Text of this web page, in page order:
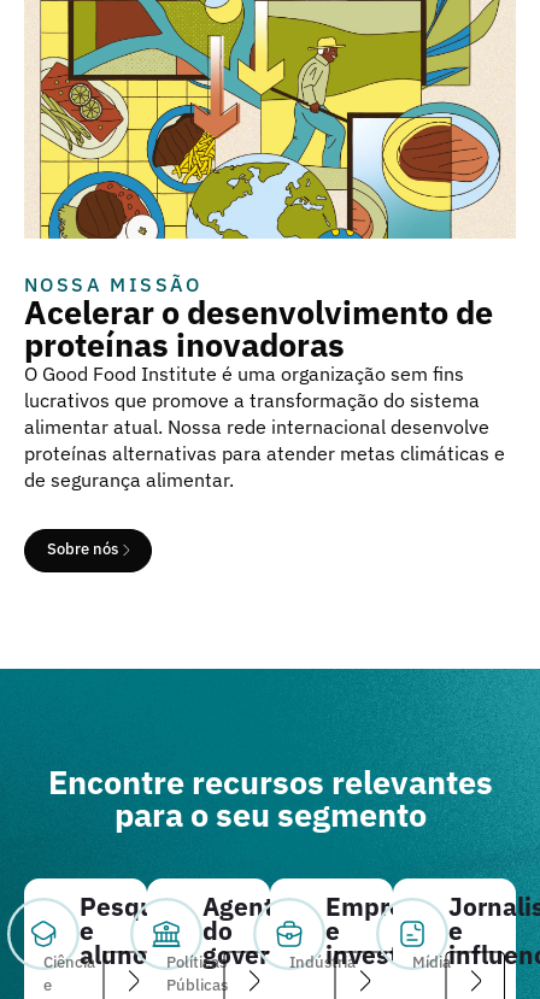
NOSSA MISSÃO
Acelerar o desenvolvimento de
proteínas inovadoras
O Good Food Institute é uma organização sem fins
lucrativos que promove a transformação do sistema
alimentar atual. Nossa rede internacional desenvolve
proteínas alternativas para atender metas climáticas e
de segurança alimentar.
Sobre nós
Encontre recursos relevantes
para o seu segmento
Pesquisadores
e
alunos
Ciência
e
Agentes
do
governo
Políticas
Públicas
Empresários
e
investidores
Indústria
e
Mídia